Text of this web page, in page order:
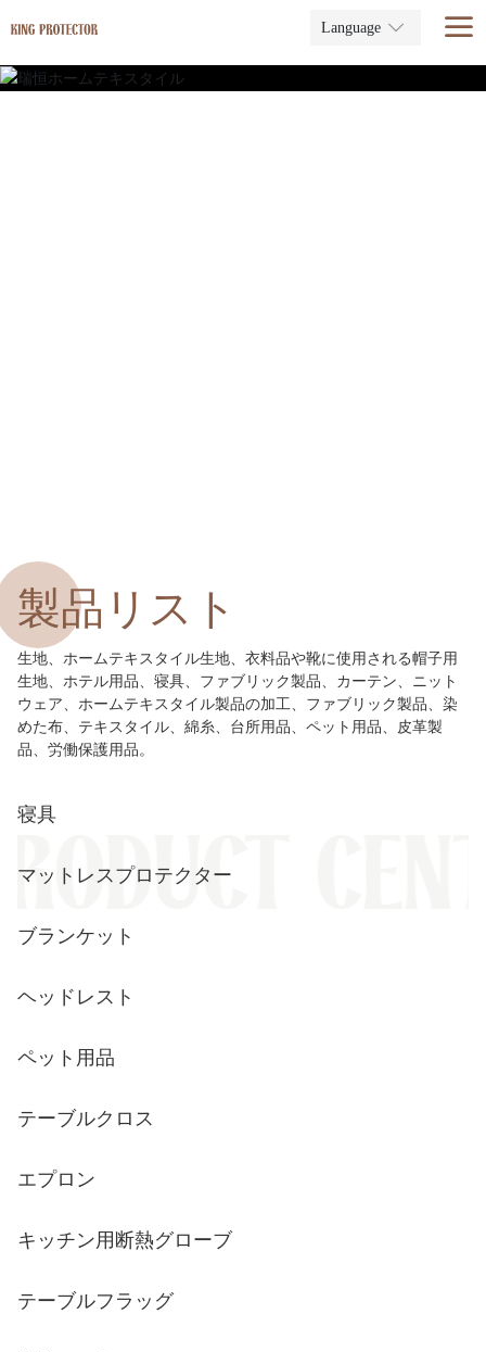
Language
製品リスト
生地、ホームテキスタイル生地、衣料品や靴に使用される帽子用
生地、ホテル用品、寝具、ファブリック製品、カーテン、ニット
ウェア、ホームテキスタイル製品の加工、ファブリック製品、染
めた布、テキスタイル、綿糸、台所用品、ペット用品、皮革製
品、労働保護用品。
寝具
マットレスプロテクター
ブランケット
ヘッドレスト
ペット用品
テーブルクロス
エプロン
キッチン用断熱グローブ
テーブルフラッグ